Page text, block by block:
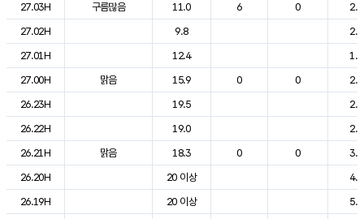
27.03H
구름많음 11.0 6 0
2.4
27.02H
9.8
2.0
27.01H
12.4
1.7
27.00H
맑음 15.9 0 0
2.0
26.23H
19.5
2.3
26.22H
19.0
2.8
26.21H
맑음 18.3 0 0
3.6
26.20H
20 이상
4.5
26.19H
20 이상
5.7